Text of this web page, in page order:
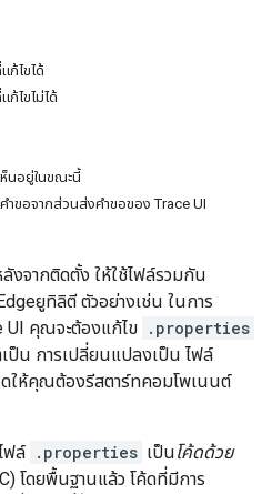
ก้ไขได้
ก้ไขไม่ได้
นอยู่ในขณะนี้
ขอจากส่วนส่งคำขอของ Trace UI
งจากติดตั้ง ให้ใช้ไฟล์รวมกัน
ยูทิลิตี ตัวอย่างเช่น ในการ
UI คุณจะต้องแก้ไข .properties
ป็น การเปลี่ยนแปลงเป็น ไฟล์
ดให้คุณต้องรีสตาร์ทคอมโพเนนต์
ฟล์ .properties เป็นโค้ดด้วย
โดยพื้นฐานแล้ว โค้ดที่มีการ